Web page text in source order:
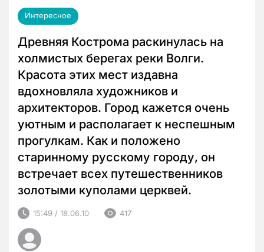
Интересное
Древняя Кострома раскинулась на
холмистых берегах реки Волги.
Красота этих мест издавна
вдохновляла художников и
архитекторов. Город кажется очень
уютным и располагает к неспешным
прогулкам. Как и положено
старинному русскому городу, он
встречает всех путешественников
золотыми куполами церквей.
15:49 / 18.06.10 417